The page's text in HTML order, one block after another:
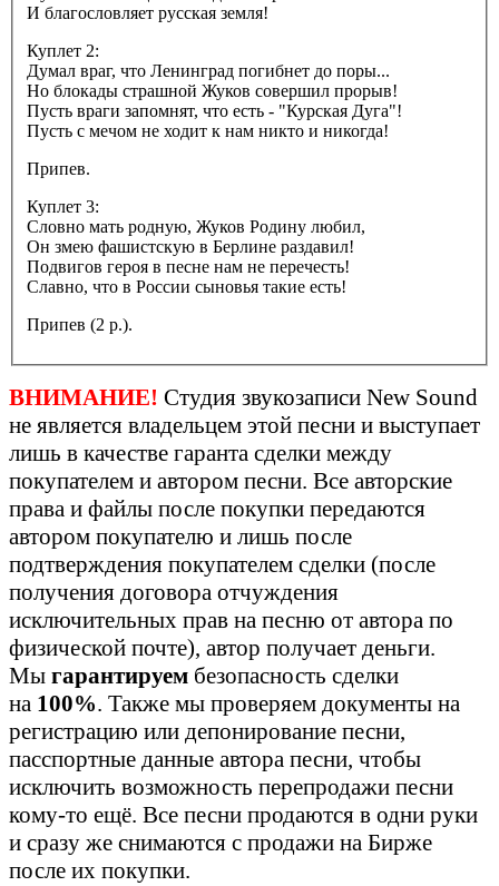
И благословляет русская земля!
Куплет 2:
Думал враг, что Ленинград погибнет до поры...
Но блокады страшной Жуков совершил прорыв!
Пусть враги запомнят, что есть - "Курская Дуга"!
Пусть с мечом не ходит к нам никто и никогда!
Припев.
Куплет 3:
Словно мать родную, Жуков Родину любил,
Он змею фашистскую в Берлине раздавил!
Подвигов героя в песне нам не перечесть!
Славно, что в России сыновья такие есть!
Припев (2 р.).
ВНИМАНИЕ! Студия звукозаписи New Sound
не является владельцем этой песни и выступает
лишь в качестве гаранта сделки между
покупателем и автором песни. Все авторские
права и файлы после покупки передаются
автором покупателю и лишь после
подтверждения покупателем сделки (после
получения договора отчуждения
исключительных прав на песню от автора по
физической почте), автор получает деньги.
Мы гарантируем безопасность сделки
на 100%. Также мы проверяем документы на
регистрацию или депонирование песни,
пасспортные данные автора песни, чтобы
исключить возможность перепродажи песни
кому-то ещё. Все песни продаются в одни руки
и сразу же снимаются с продажи на Бирже
после их покупки.